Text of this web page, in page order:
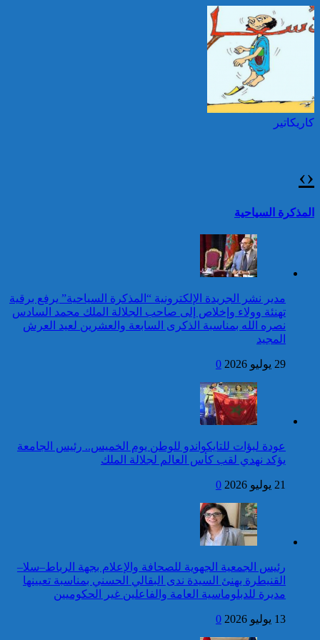
25 قتيلا و2823 جريحا
حصيلة حوادث السير
بالمناطق الحضرية خلال
الأسبوع المنصرم
بالمناطق الحضرية خلال
حصيلة حوادث السير
بالمناطق الحضرية خلال
الأسبوع المنصرم
الصحافة بواشنطن:المهاجم
كان يستهدف مسؤولين
حكوميين
السادس بمناسبة عيد العرش
المجيد
عيد العرش: برقية تهنئة إلى
جلالة الملك من الأمينة العامة
للمنظمة الدولية للفرانكفونية
برقية تهنئة إلى جلالة الملك
من رئيسة جمهورية الهند
بمناسبة عيد العرش المجيد
من الأمين العام لمنظمة
الأمم المتحدة بمناسبة عيد
توقيف شخصين هددا شرطيا
بسكينين خلال محاولة سرقة ليلا
تقرير: 67,7% من الأشخاص في
وضعية إعاقة لم يبلغوا أي مستوى
المديرية العامة للأمن الوطني تؤكد
بريطانية بشأن “اعتقال” مواطن
بريطاني عارية من الصحة
توقيف شخص للاشتباه في تورطه
في ارتكاب جريمة السرقة
المقرونة بالضرب والجرح المفضي
للموت كان ضحيتها مواطن أجنبي
بتارودانت
كاريكاتير
كاريكاتير
كاريكاتير
‹
›
المذكرة السياحية
مدير نشر الجريدة الإلكترونية “المذكرة السياحية” يرفع برقية
تهنئة وولاء وإخلاص إلى صاحب الجلالة الملك محمد السادس
نصره الله بمناسبة الذكرى السابعة والعشرين لعيد العرش
المجيد
29 يوليو 2026 0
عودة لبؤات للتايكواندو للوطن يوم الخميس.. رئيس الجامعة
يؤكد نهدي لقب كأس العالم لجلالة الملك
21 يوليو 2026 0
رئيس الجمعية الجهوية للصحافة والإعلام بجهة الرباط–سلا–
القنيطرة يهنئ السيدة ندى البقالي الحسني بمناسبة تعيينها
مديرة للدبلوماسية العامة والفاعلين غير الحكوميين
13 يوليو 2026 0